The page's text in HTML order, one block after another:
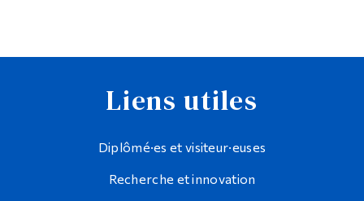
Liens utiles
Diplômé·es et visiteur·euses
Recherche et innovation